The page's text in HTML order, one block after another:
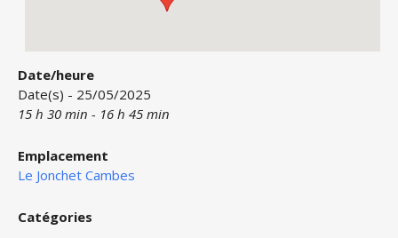
Date/heure
Date(s) - 25/05/2025
15 h 30 min - 16 h 45 min
Emplacement
Le Jonchet Cambes
Catégories